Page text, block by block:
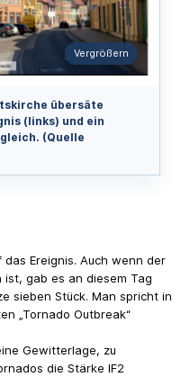
Vergrößern
übersäte
(links) und ein
(Quelle
Ereignis. Auch wenn der
ist, gab es an diesem Tag
sieben Stück. Man spricht in
„Tornado Outbreak“
Gewitterlage, zu
die Stärke IF2